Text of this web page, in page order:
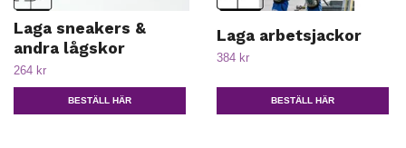
Laga sneakers &
andra lågskor
264 kr
BESTÄLL HÄR
Laga arbetsjackor
384 kr
BESTÄLL HÄR